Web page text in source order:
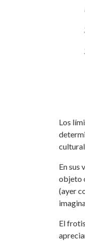
Los
En sus
objeto
(ayer
El